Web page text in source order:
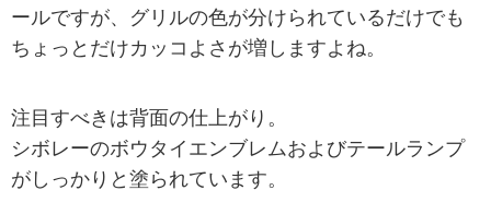
ールですが、グリルの色が分けられているだけでも
ちょっとだけカッコよさが増しますよね。
注目すべきは背面の仕上がり。
シボレーのボウタイエンブレムおよびテールランプ
がしっかりと塗られています。